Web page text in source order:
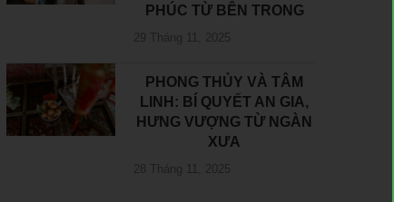
PHÚC TỪ BÊN TRONG
29 Tháng 11, 2025
PHONG THỦY VÀ TÂM
LINH: BÍ QUYẾT AN GIA,
HƯNG VƯỢNG TỪ NGÀN
XƯA
28 Tháng 11, 2025